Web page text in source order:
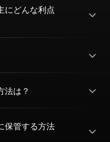
にどんな利点
法は？
保管する方法